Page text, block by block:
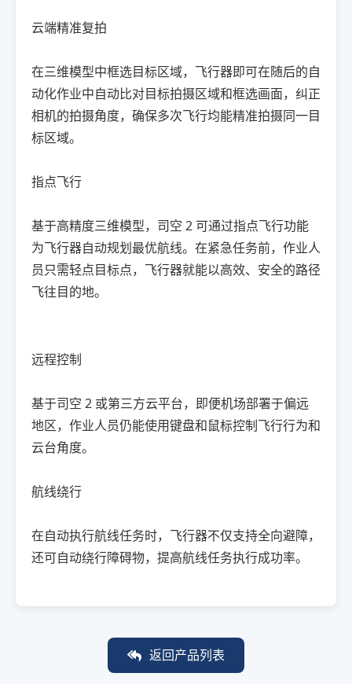
云端精准复拍
在三维模型中框选目标区域，飞行器即可在随后的自
动化作业中自动比对目标拍摄区域和框选画面，纠正
相机的拍摄角度，确保多次飞行均能精准拍摄同一目
标区域。
指点飞行
基于高精度三维模型，司空 2 可通过指点飞行功能
为飞行器自动规划最优航线。在紧急任务前，作业人
员只需轻点目标点，飞行器就能以高效、安全的路径
飞往目的地。
远程控制
基于司空 2 或第三方云平台，即便机场部署于偏远
地区，作业人员仍能使用键盘和鼠标控制飞行行为和
云台角度。
航线绕行
在自动执行航线任务时，飞行器不仅支持全向避障，
还可自动绕行障碍物，提高航线任务执行成功率。
返回产品列表